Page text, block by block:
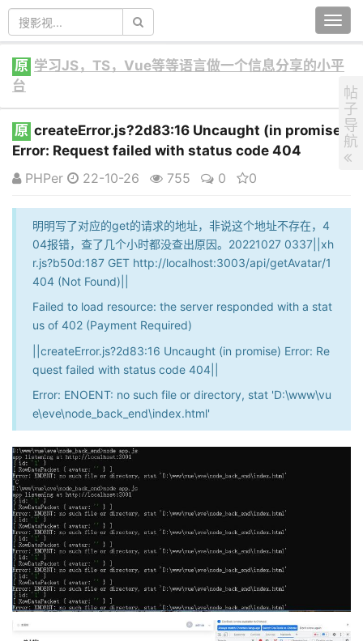
原 学习JS，TS，Vue等等语言做一个信息分享的小平
台
原 createError.js?2d83:16 Uncaught (in promise)
Error: Request failed with status code 404
PHPer
22-10-26 755 0 0
明明写了对应的get的请求的地址，非说这个地址不存在，4
04报错，查了几个小时都没查出原因。20221027 0337||xh
r.js?b50d:187 GET http://localhost:3003/api/getAvatar/1
404 (Not Found)||
Failed to load resource: the server responded with a stat
us of 402 (Payment Required)
||createError.js?2d83:16 Uncaught (in promise) Error: Re
quest failed with status code 404||
Error: ENOENT: no such file or directory, stat 'D:\www\vu
e\eve\node_back_end\index.html'
帖
子
导
航